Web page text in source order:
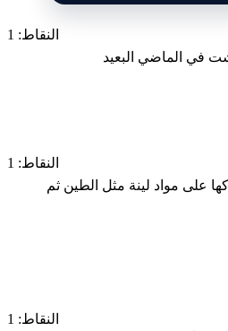
النقاط: 1
في الماضي البعيد
النقاط: 1
على مواد لينة مثل الطين ثم
النقاط: 1